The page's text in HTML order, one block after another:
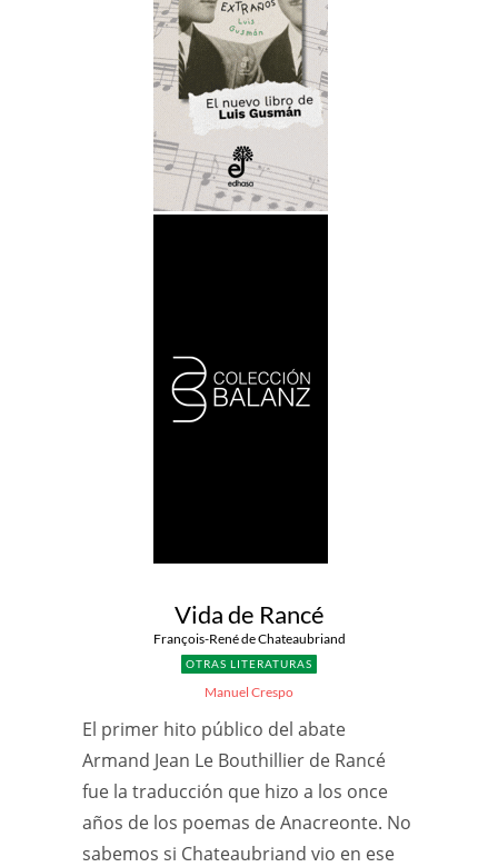
Vida de Rancé
François-René de Chateaubriand
OTRAS LITERATURAS
Manuel Crespo
El primer hito público del abate
Armand Jean Le Bouthillier de Rancé
fue la traducción que hizo a los once
años de los poemas de Anacreonte. No
sabemos si Chateaubriand vio en ese